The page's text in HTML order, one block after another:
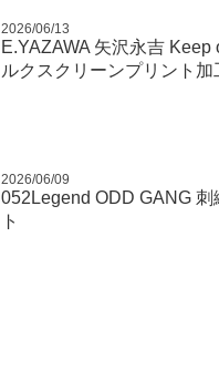
2026/06/13
E.YAZAWA 矢沢永吉 Keep
ルクスクリーンプリント加
2026/06/09
052Legend ODD GANG 刺
ト